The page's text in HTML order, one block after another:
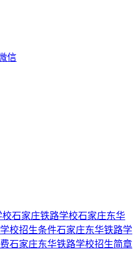
信
校石家庄铁路学校石家庄东华
校招生条件石家庄东华铁路学
石家庄东华铁路学校招生简章